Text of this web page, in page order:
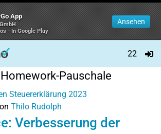
App
- In Google Play
Ansehen
22
Homework-Pauschale
Steuererklärung 2023
Thilo Rudolph
Verbesserung der